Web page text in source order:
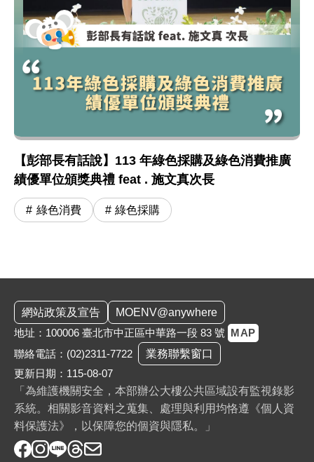
【彭部長有話說】113 年綠色採購及綠色消費推廣
績優單位頒獎典禮 feat . 施文真次長
綠色消費 綠色採購
網站政策及宣告
MOENV@anywhere
地址：100006 臺北市中正區中華路一段 83 號 MAP
聯絡電話： (02)2311-7722
業務聯繫窗口
更新日期：115-08-07
「為維護機關安全，本部辦公大樓公共區域設有監視錄影
系統。相關影音資料之蒐集、處理與利用均恪遵《個人資
料保護法》，以保障您的個資與隱私。」